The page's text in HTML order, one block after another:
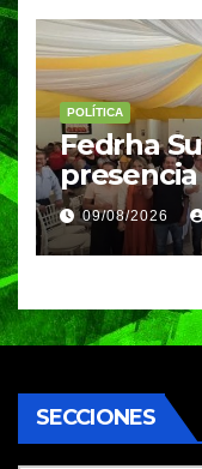
POLÍTICA
Fedrha
09/08/2026
SECCIONES